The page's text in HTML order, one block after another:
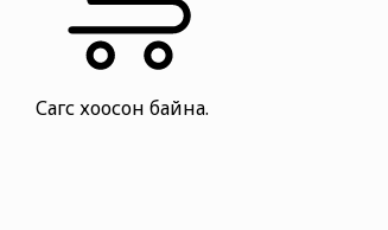
Сагс хоосон байна.